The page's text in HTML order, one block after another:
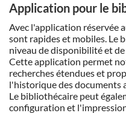
Application pour le
Avec l'application réservée
sont rapides et mobiles. Le
niveau de disponibilité et
Cette application permet
recherches étendues et
l'historique des documents
Le bibliothécaire peut
configuration et